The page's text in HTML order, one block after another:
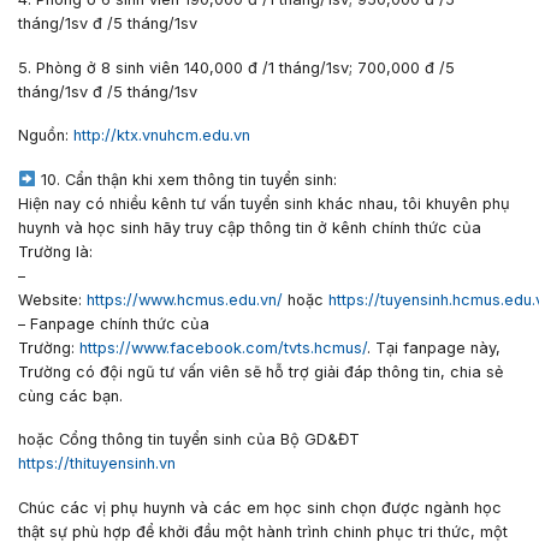
tháng/1sv đ /5 tháng/1sv
5. Phòng ở 8 sinh viên 140,000 đ /1 tháng/1sv; 700,000 đ /5
tháng/1sv đ /5 tháng/1sv
Nguồn: http://ktx.vnuhcm.edu.vn
10. Cẩn thận khi xem thông tin tuyển sinh:
Hiện nay có nhiều kênh tư vấn tuyển sinh khác nhau, tôi khuyên phụ
huynh và học sinh hãy truy cập thông tin ở kênh chính thức của
Trường là:
–
Website: https://www.hcmus.edu.vn/ hoặc https://
– Fanpage chính thức của
Trường: https://www.facebook.com/tvts.hcmus/. Tại fanpage này,
Trường có đội ngũ tư vấn viên sẽ hỗ trợ giải đáp thông tin, chia sẻ
cùng các bạn.
hoặc Cổng thông tin tuyển sinh của Bộ GD&ĐT
https://thituyensinh.vn
Chúc các vị phụ huynh và các em học sinh chọn được ngành học
thật sự phù hợp để khởi đầu một hành trình chinh phục tri thức, một